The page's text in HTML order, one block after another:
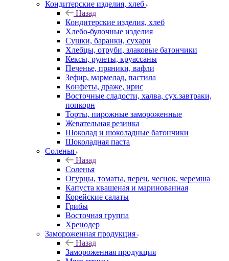
Кондитерские изделия, хлеб
Назад
Кондитерские изделия, хлеб
Хлебо-булочные изделия
Сушки, баранки, сухари
Хлебцы, отруби, злаковые батончики
Кексы, рулеты, круассаны
Печенье, пряники, вафли
Зефир, мармелад, пастила
Конфеты, драже, ирис
Восточные сладости, халва, сух.завтраки,
попкорн
Торты, пирожные замороженные
Жевательная резинка
Шоколад и шоколадные батончики
Шоколадная паста
Соленья
Назад
Соленья
Огурцы, томаты, перец, чеснок, черемша
Капуста квашеная и маринованная
Корейские салаты
Грибы
Восточная группа
Хренодер
Замороженная продукция
Назад
Замороженная продукция